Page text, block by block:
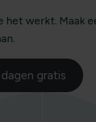
het werkt. Maak
gratis